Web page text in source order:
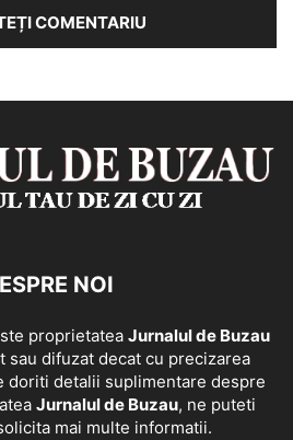
NOI
proprietatea Jurnalul de Buzau
sau difuzat decat cu precizarea
doriti detalii suplimentare despre
Jurnalul de Buzau, ne puteti
mai multe informatii.